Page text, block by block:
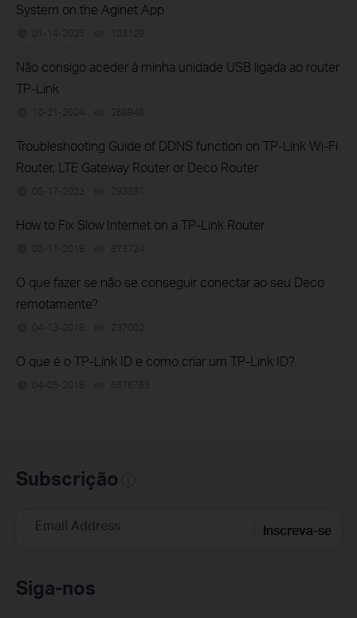
System on the Aginet App
01-14-2025 103129
Não consigo aceder à minha unidade USB ligada ao router
TP-Link
10-21-2024 268948
Troubleshooting Guide of DDNS function on TP-Link Wi-Fi
Router, LTE Gateway Router or Deco Router
05-17-2023 293391
How to Fix Slow Internet on a TP-Link Router
05-11-2018 873724
O que fazer se não se conseguir conectar ao seu Deco
remotamente?
04-13-2018 237002
O que é o TP-Link ID e como criar um TP-Link ID?
04-05-2018 6676765
Subscrição
Email Address Inscreva-se
Siga-nos